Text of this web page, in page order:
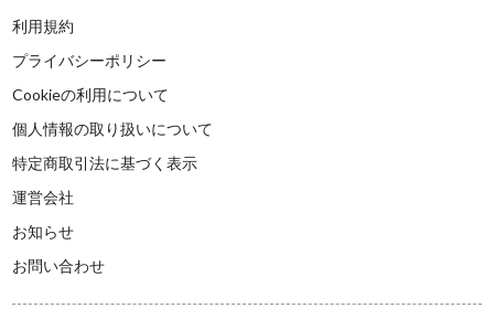
利用規約
プライバシーポリシー
Cookieの利用について
個人情報の取り扱いについて
特定商取引法に基づく表示
運営会社
お知らせ
お問い合わせ